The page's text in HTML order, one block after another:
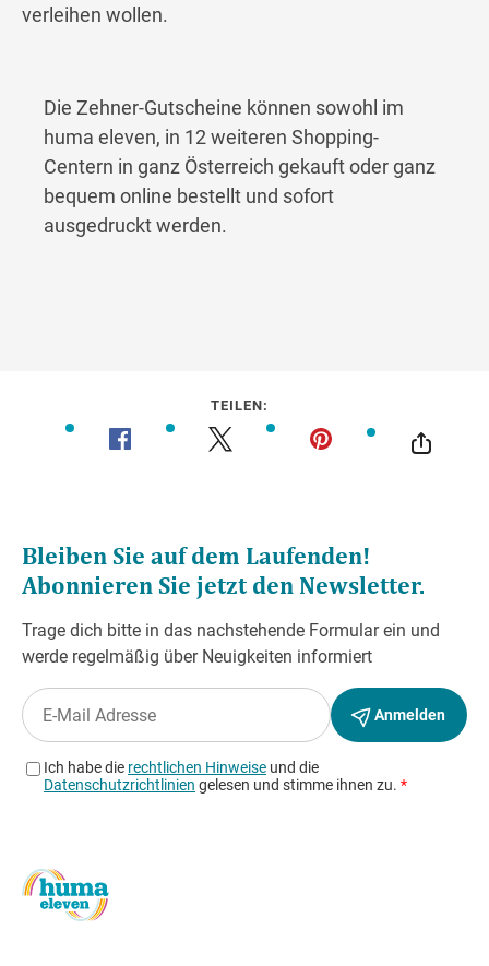
verleihen wollen.
Die Zehner-Gutscheine können sowohl im
huma eleven, in 12 weiteren Shopping-
Centern in ganz Österreich gekauft oder ganz
bequem online bestellt und sofort
ausgedruckt werden.
TEILEN: